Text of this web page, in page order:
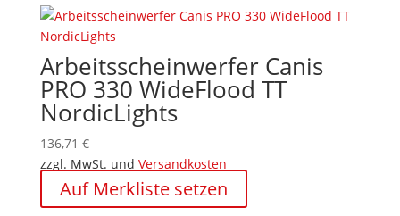
Arbeitsscheinwerfer Canis
PRO 330 WideFlood TT
NordicLights
136,71 €
zzgl. MwSt. und Versandkosten
Auf Merkliste setzen